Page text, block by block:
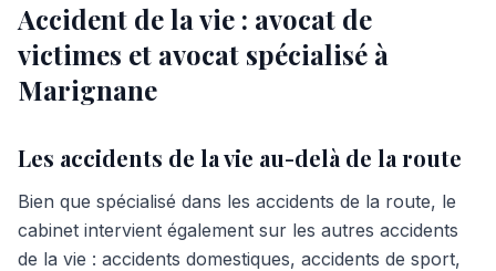
Accident de la vie : avocat de
victimes et avocat spécialisé à
Marignane
Les accidents de la vie au-delà de la route
Bien que spécialisé dans les accidents de la route, le
cabinet intervient également sur les autres accidents
de la vie : accidents domestiques, accidents de sport,